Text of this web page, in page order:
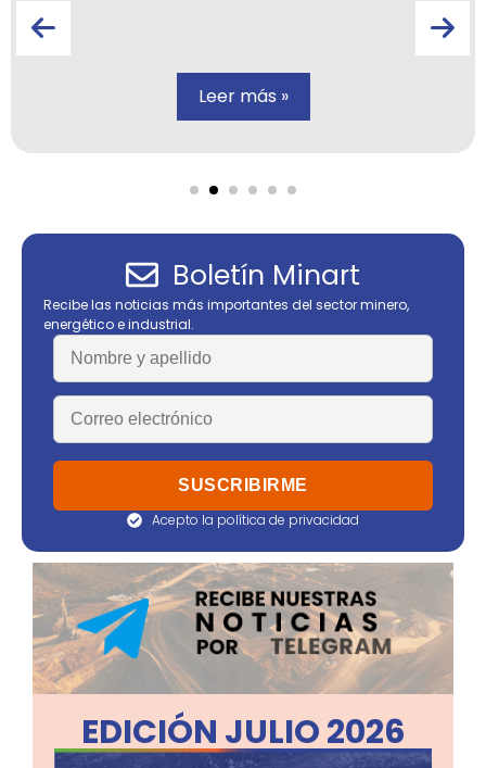
Leer más »
Boletín Minart
Recibe las noticias más importantes del sector minero,
energético e industrial.
Acepto la política de privacidad
EDICIÓN JULIO 2026